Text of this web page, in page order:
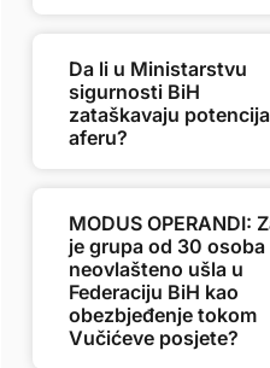
Da li u Ministarstvu
sigurnosti BiH
zataškavaju
aferu?
MODUS OPERANDI:
je grupa od 30 osoba
neovlašteno ušla u
Federaciju BiH kao
obezbjeđenje tokom
Vučićeve posjete?